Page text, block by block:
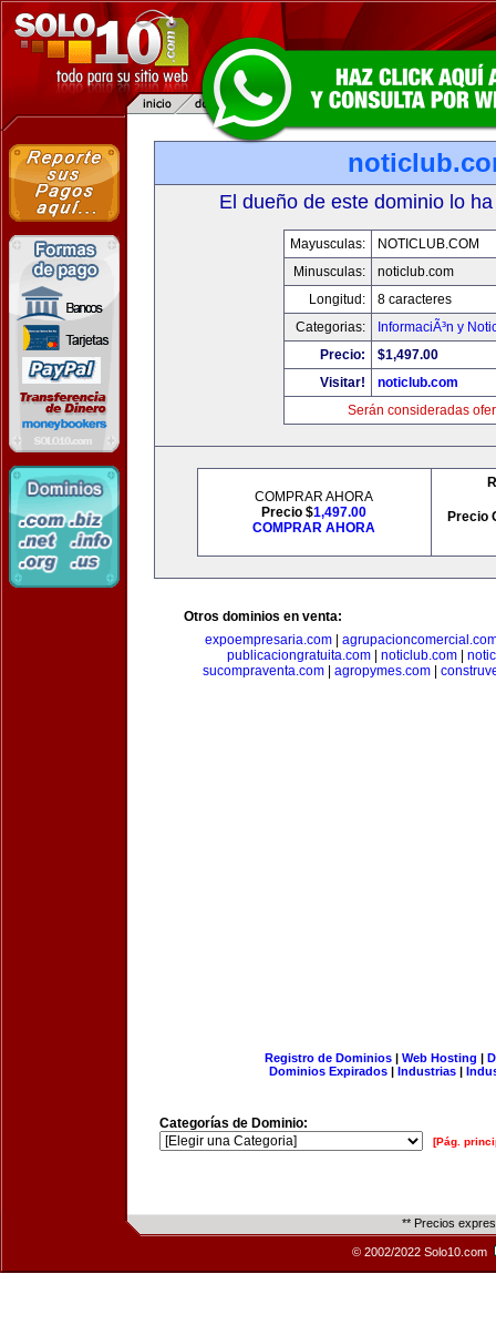
El dueño de este dominio lo
Mayusculas:
NOTICLUB.COM
Minusculas:
noticlub.com
Longitud:
8 caracteres
Categorias:
InformaciÃ³n y
Precio:
$1,497.00
Visitar!
noticlub.com
Serán consideradas
COMPRAR AHORA
Precio $1,497.00
COMPRAR AHORA
Precio
Otros dominios en venta:
expoempresaria.com|
publicaciongratuita.com| noticlub.com|
sucompraventa.com
agropymes.com
Registro de Dominios| Web Hosting |
Dominios Expirados | Industrias |
Categorías de Dominio:
[Pág.
** Precios
© 2002/2022 Solo10.com